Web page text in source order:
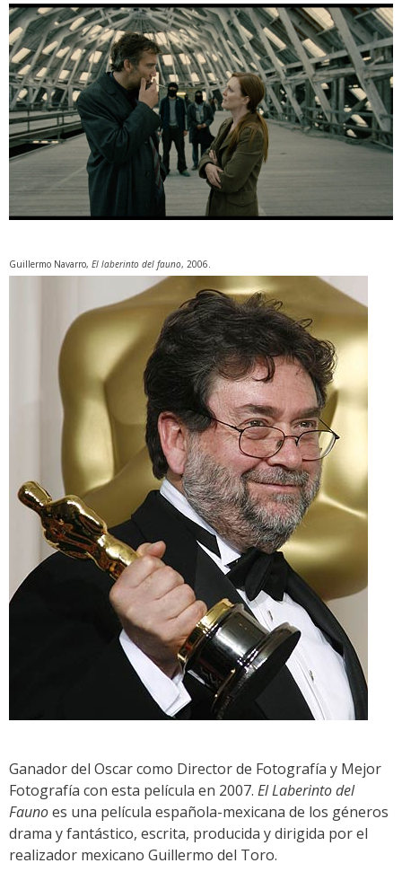
Guillermo Navarro, El laberinto del fauno, 2006.
Ganador del Oscar como Director de Fotografía y Mejor
Fotografía con esta película en 2007. El Laberinto del
Faunoes una película española-mexicana de los géneros
drama y fantástico, escrita, producida y dirigida por el
realizador mexicano Guillermo del Toro.